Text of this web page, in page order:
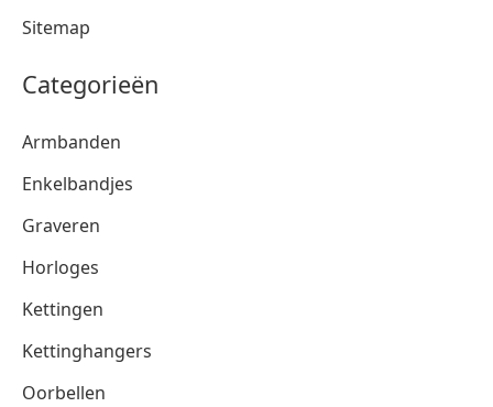
Sitemap
Categorieën
Armbanden
Enkelbandjes
Graveren
Horloges
Kettingen
Kettinghangers
Oorbellen